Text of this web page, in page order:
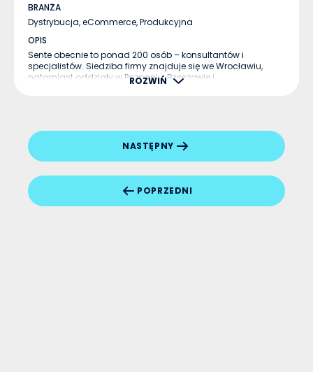
BRANŻA
Dystrybucja,eCommerce,Produkcyjna
OPIS
Sente obecnie to ponad 200 osób – konsultantów i
specjalistów. Siedziba firmy znajduje się we Wrocławiu,
natomiast oddziały w Poznaniu, Rzeszowie i
ROZWIŃ
POPRZEDNI
NASTĘPNY